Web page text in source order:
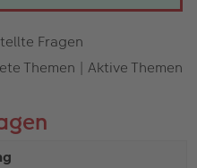
Fragen
Themen | Aktive Themen